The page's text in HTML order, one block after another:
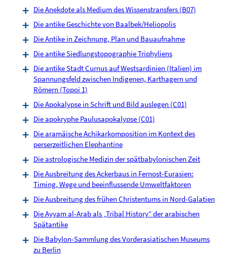
Die Anekdote als Medium des Wissenstransfers (B07)
Die antike Geschichte von Baalbek/Heliopolis
Die Antike in Zeichnung, Plan und Bauaufnahme
Die antike Siedlungstopographie Triphyliens
Die antike Stadt Curnus auf Westsardinien (Italien) im
Spannungsfeld zwischen Indigenen, Karthagern und
Römern (Topoi 1)
Die Apokalypse in Schrift und Bild auslegen (C01)
Die apokryphe Paulusapokalypse (C01)
Die aramäische Achikarkomposition im Kontext des
perserzeitlichen Elephantine
Die astrologische Medizin der spätbabylonischen Zeit
Die Ausbreitung des Ackerbaus in Fernost-Eurasien:
Timing, Wege und beeinflussende Umweltfaktoren
Die Ausbreitung des frühen Christentums in Nord-Galatien
Die Ayyam al-Arab als „Tribal History“ der arabischen
Spätantike
Die Babylon-Sammlung des Vorderasiatischen Museums
zu Berlin